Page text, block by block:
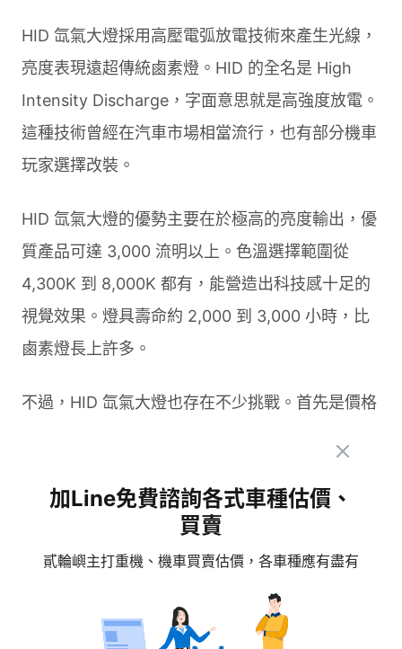
加Line免費諮詢各式車種估價、
買賣
貳輪嶼主打重機、機車買賣估價，各車種應有盡有
HID 氙氣大燈採用高壓電弧放電技術來產生光線，
亮度表現遠超傳統鹵素燈。HID 的全名是 High
Intensity Discharge，字面意思就是高強度放電。
這種技術曾經在汽車市場相當流行，也有部分機車
玩家選擇改裝。
HID 氙氣大燈的優勢主要在於極高的亮度輸出，優
質產品可達 3,000 流明以上。色溫選擇範圍從
4,300K 到 8,000K 都有，能營造出科技感十足的
視覺效果。燈具壽命約 2,000 到 3,000 小時，比
鹵素燈長上許多。
不過，HID 氙氣大燈也存在不少挑戰。首先是價格
時需要 3 到 5 秒才能達到最大亮度，這在需要快
速反應的騎乘情境中可能造成困擾。
車眩光，影響其他用路人的安全。在台灣，HID 氙